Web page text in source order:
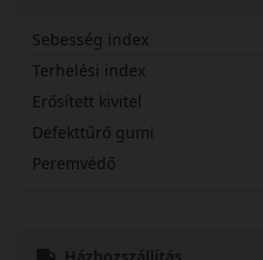
Sebesség index
Terhelési index
Erősített kivitel
Defekttűrő gumi
Peremvédő